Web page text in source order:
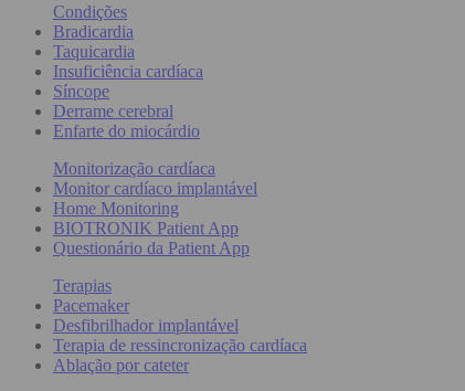
Condições
Bradicardia
Taquicardia
Insuficiência cardíaca
Síncope
Derrame cerebral
Enfarte do miocárdio
Monitorização cardíaca
Monitor cardíaco implantável
Home Monitoring
BIOTRONIK Patient App
Questionário da Patient App
Terapias
Pacemaker
Desfibrilhador implantável
Terapia de ressincronização cardíaca
Ablação por cateter